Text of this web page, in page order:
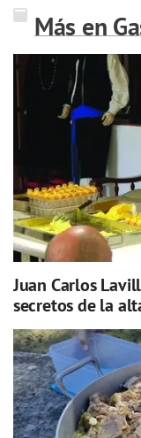
Más en
Juan Carlos
secretos de la